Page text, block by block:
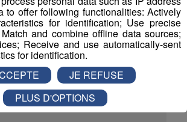
to offer following functionalities: Actively
for identification; Use precise
and combine offline data sources;
Receive and use automatically-sent
for identification.
JE REFUSE
PLUS D'OPTIONS